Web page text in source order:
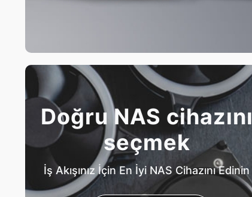
Doğru NAS cihazını
seçmek
İş Akışınız İçin En İyi NAS Cihazını Edinin